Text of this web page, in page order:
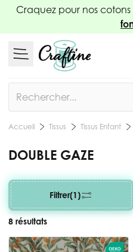
Allez au contenu
Craquez pour nos cotons
Accueil Tissus Tissus Enfant
DOUBLE GAZE
Filtrer(1)
8 résultats